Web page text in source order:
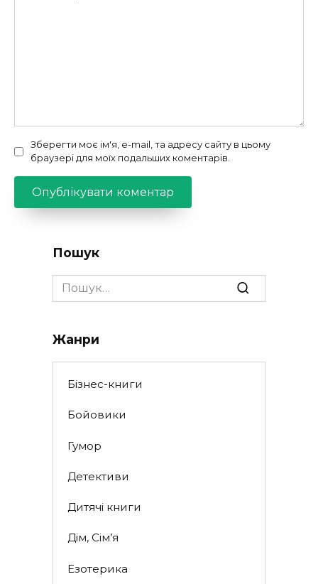
Зберегти моє ім'я, e-mail, та адресу сайту в цьому
браузері для моїх подальших коментарів.
Пошук
Search
for:
Жанри
Бізнес-книги
Бойовики
Гумор
Детективи
Дитячі книги
Дім, Сім’я
Езотерика